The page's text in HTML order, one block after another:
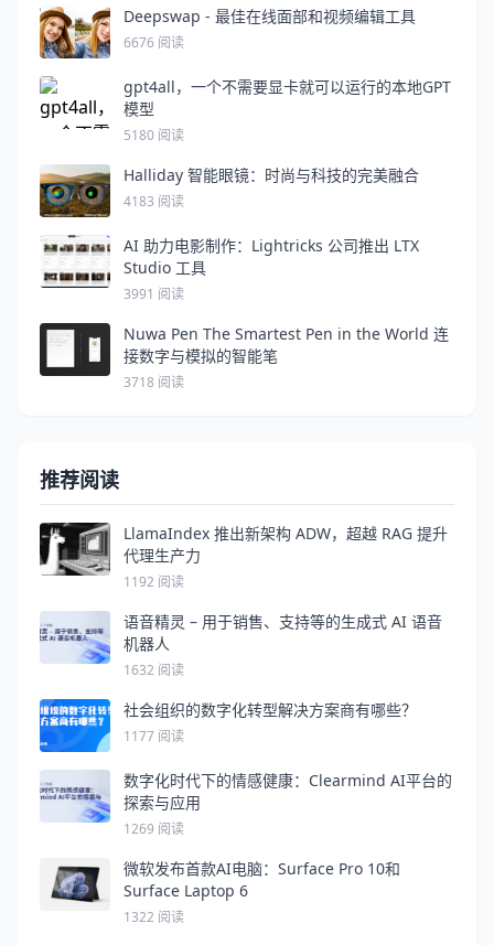
Deepswap - 最佳在线面部和视频编辑工具
6676 阅读
gpt4all，一个不需要显卡就可以运行的本地GPT
模型
5180 阅读
Halliday 智能眼镜：时尚与科技的完美融合
4183 阅读
AI 助力电影制作：Lightricks 公司推出 LTX
Studio 工具
3991 阅读
Nuwa Pen The Smartest Pen in the World 连
接数字与模拟的智能笔
3718 阅读
推荐阅读
LlamaIndex 推出新架构 ADW，超越 RAG 提升
代理生产力
1192 阅读
语音精灵 – 用于销售、支持等的生成式 AI 语音
机器人
1632 阅读
社会组织的数字化转型解决方案商有哪些？
1177 阅读
数字化时代下的情感健康：Clearmind AI平台的
探索与应用
1269 阅读
微软发布首款AI电脑：Surface Pro 10和
Surface Laptop 6
1322 阅读